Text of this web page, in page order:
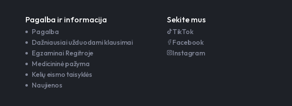
Pagalba ir informacija
Pagalba
Dažniausiai užduodami klausimai
Egzaminai Regitroje
Medicininė pažyma
Kelių eismo taisyklės
Naujienos
Sekite mus
TikTok
Facebook
Instagram